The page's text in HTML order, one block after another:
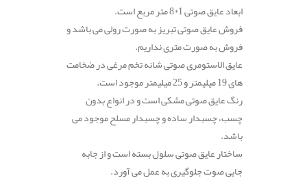
ابعاد عایق صوتی 1*8 متر مربع است.
فروش عایق صوتی تبریز به صورت رولی می باشد و
فروش به صورت متری نداریم.
عایق الاستومری صوتی شانه تخم مرغی در ضخامت
های 19 میلیمتر و 25 میلیمتر موجود است.
رنگ عایق صوتی مشکی است و در انواع بدون
چسب، چسبدار ساده و چسبدار مسلح موجود می
باشد.
ساختار عایق صوتی سلول بسته است و از جابه
جایی صوت جلوگیری به عمل می آورد.